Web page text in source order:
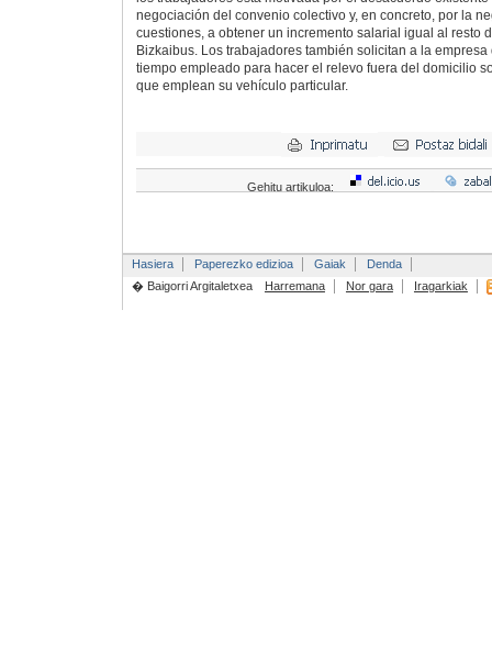
negociación del convenio colectivo y, en concreto, por la
cuestiones, a obtener un incremento salarial igual al resto
Bizkaibus. Los trabajadores también solicitan a la
tiempo empleado para hacer el relevo fuera del domicilio
que emplean su vehículo particular.
Gehitu artikuloa:
Hasiera Paperezko edizioa Gaiak
Denda
� Baigorri Argitaletxea
Harremana Nor gara Iragarkiak